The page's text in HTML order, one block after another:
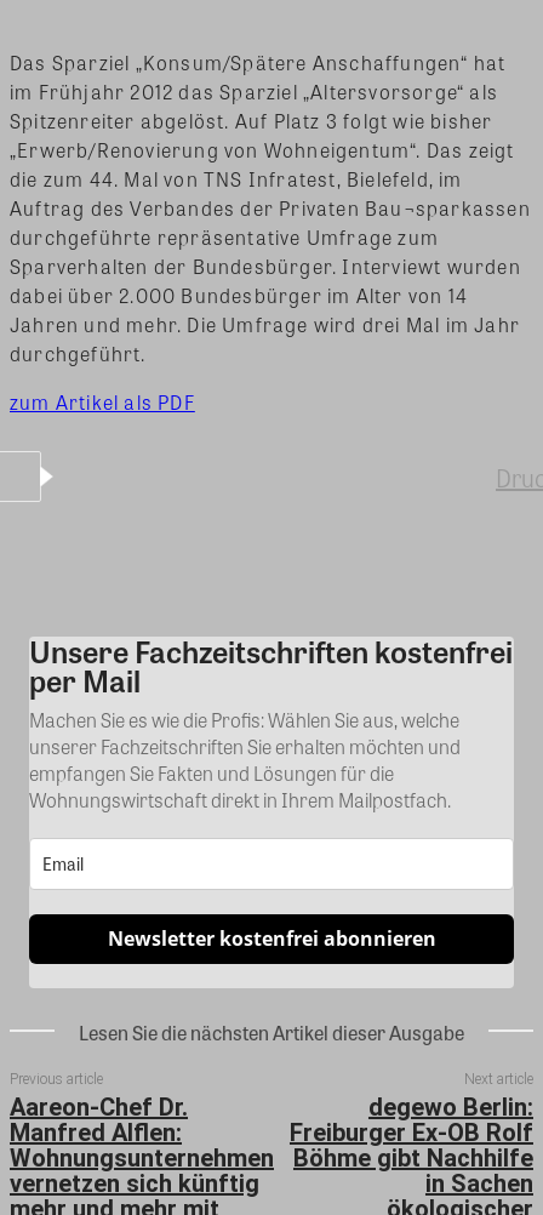
Das Sparziel „Konsum/Spätere Anschaffungen“ hat
im Frühjahr 2012 das Sparziel „Altersvorsorge“ als
Spitzenreiter abgelöst. Auf Platz 3 folgt wie bisher
„Erwerb/Renovierung von Wohneigentum“. Das zeigt
die zum 44. Mal von TNS Infratest, Bielefeld, im
Auftrag des Verbandes der Privaten Bau¬sparkassen
durchgeführte repräsentative Umfrage zum
Sparverhalten der Bundesbürger. Interviewt wurden
dabei über 2.000 Bundesbürger im Alter von 14
Jahren und mehr. Die Umfrage wird drei Mal im Jahr
durchgeführt.
zum Artikel als PDF
Kommentar
Unsere Fachzeitschriften kostenfrei
per Mail
Machen Sie es wie die Profis: Wählen Sie aus, welche
unserer Fachzeitschriften Sie erhalten möchten und
empfangen Sie Fakten und Lösungen für die
Wohnungswirtschaft direkt in Ihrem Mailpostfach.
Newsletter kostenfrei abonnieren
Lesen Sie die nächsten Artikel dieser Ausgabe
Previous article
Aareon-Chef Dr.
Manfred Alflen:
Wohnungsunternehmen
vernetzen sich künftig
mehr und mehr mit
Next article
degewo Berlin:
Freiburger Ex-OB Rolf
Böhme gibt Nachhilfe
in Sachen
ökologischer